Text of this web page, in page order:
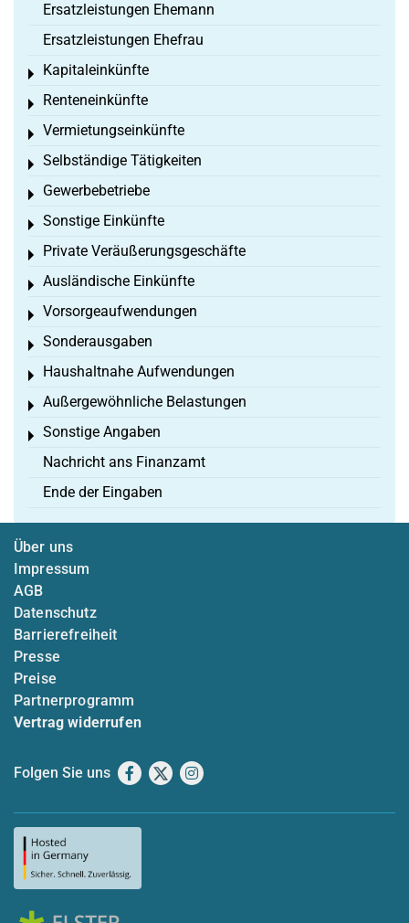
Ersatzleistungen Ehemann
Ersatzleistungen Ehefrau
Kapitaleinkünfte
Toggle menu
Renteneinkünfte
Toggle menu
Vermietungseinkünfte
Toggle menu
Selbständige Tätigkeiten
Toggle menu
Gewerbebetriebe
Toggle menu
Sonstige Einkünfte
Toggle menu
Private Veräußerungsgeschäfte
Toggle menu
Ausländische Einkünfte
Toggle menu
Vorsorgeaufwendungen
Toggle menu
Sonderausgaben
Toggle menu
Haushaltnahe Aufwendungen
Toggle menu
Außergewöhnliche Belastungen
Toggle menu
Sonstige Angaben
Toggle menu
Nachricht ans Finanzamt
Ende der Eingaben
Über uns
Impressum
AGB
Datenschutz
Barrierefreiheit
Presse
Preise
Partnerprogramm
Vertrag widerrufen
Folgen Sie uns Facebook
X Instagram